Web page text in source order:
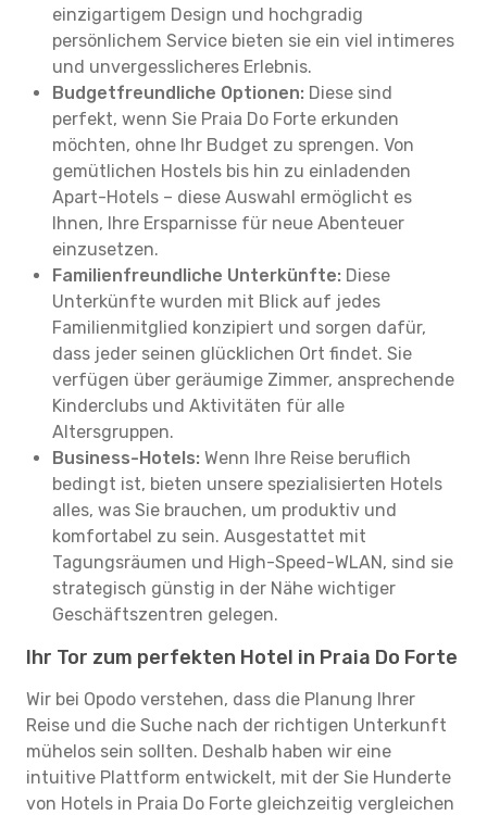
einzigartigem Design und hochgradig
persönlichem Service bieten sie ein viel intimeres
und unvergesslicheres Erlebnis.
Budgetfreundliche Optionen: Diese sind
perfekt, wenn Sie Praia Do Forte erkunden
möchten, ohne Ihr Budget zu sprengen. Von
gemütlichen Hostels bis hin zu einladenden
Apart-Hotels – diese Auswahl ermöglicht es
Ihnen, Ihre Ersparnisse für neue Abenteuer
einzusetzen.
Familienfreundliche Unterkünfte: Diese
Unterkünfte wurden mit Blick auf jedes
Familienmitglied konzipiert und sorgen dafür,
dass jeder seinen glücklichen Ort findet. Sie
verfügen über geräumige Zimmer, ansprechende
Kinderclubs und Aktivitäten für alle
Altersgruppen.
Business-Hotels: Wenn Ihre Reise beruflich
bedingt ist, bieten unsere spezialisierten Hotels
alles, was Sie brauchen, um produktiv und
komfortabel zu sein. Ausgestattet mit
Tagungsräumen und High-Speed-WLAN, sind sie
strategisch günstig in der Nähe wichtiger
Geschäftszentren gelegen.
Ihr Tor zum perfekten Hotel in Praia Do Forte
Wir bei Opodo verstehen, dass die Planung Ihrer
Reise und die Suche nach der richtigen Unterkunft
mühelos sein sollten. Deshalb haben wir eine
intuitive Plattform entwickelt, mit der Sie Hunderte
von Hotels in Praia Do Forte gleichzeitig vergleichen